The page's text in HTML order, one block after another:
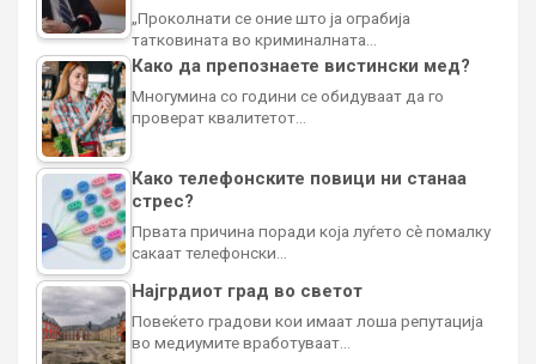
„Проколнати се оние што ја ограбија
татковината во криминалната…
Како да препознаете вистински мед?
Многумина со години се обидуваат да го
проверат квалитетот…
Како телефонските повици ни станаа
стрес?
Првата причина поради која луѓето сè помалку
сакаат телефонски…
Најгрдиот град во светот
Повеќето градови кои имаат лоша репутација
во медиумите вработуваат…